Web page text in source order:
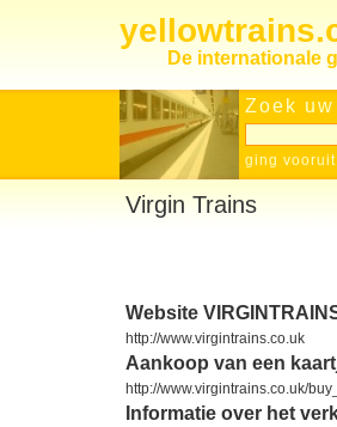
De internationale
Zoek
ging
Virgin Trains
Website
http://www.virgintrains.co.uk
Aankoop van een
http://www.virgintrains.co.uk/
Informatie over het